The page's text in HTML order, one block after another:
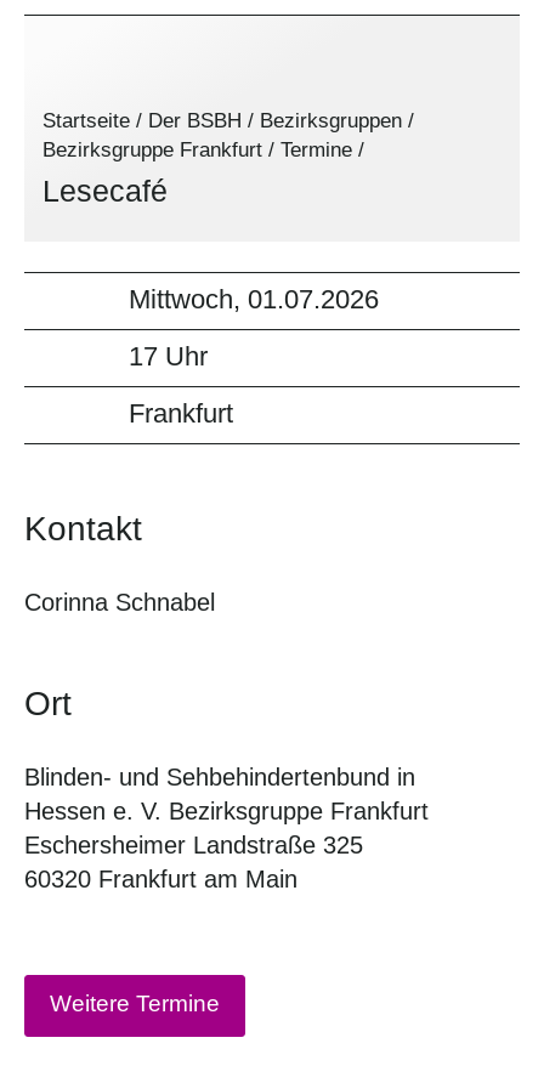
Startseite / Der BSBH / Bezirksgruppen /
Bezirksgruppe Frankfurt / Termine /
Lesecafé
Mittwoch, 01.07.2026
17 Uhr
Frankfurt
Kontakt
Corinna Schnabel
Ort
Blinden- und Sehbehindertenbund in
Hessen e. V. Bezirksgruppe Frankfurt
Eschersheimer Landstraße 325
60320 Frankfurt am Main
Weitere Termine